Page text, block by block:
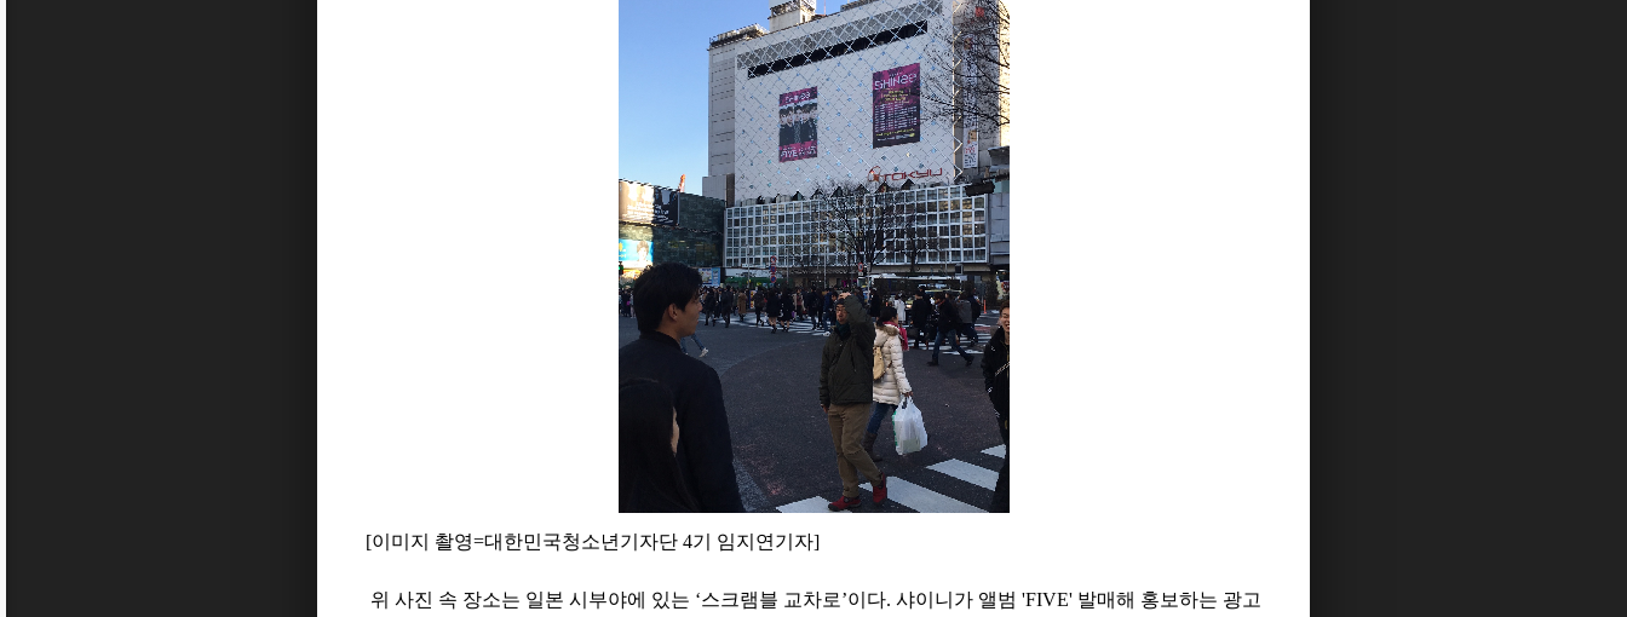
[이미지 촬영=대한민국청소년기자단 4기 임지연기자]
위 사진 속 장소는 일본 시부야에 있는 ‘스크램블 교차로’이다. 샤이니가 앨범 'FIVE' 발매해 홍보하는 광고